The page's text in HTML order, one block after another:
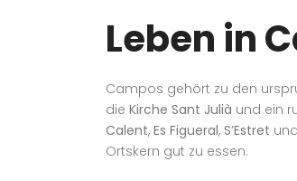
Leben in
Campos gehört zu den
die Kirche Sant Julià und ein
Calent, Es Figueral, S’Estret
Ortskern gut zu essen.